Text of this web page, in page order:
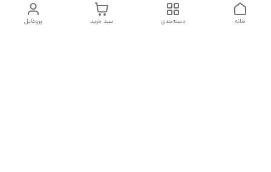
پروفایل سبد خرید دسته‌بندی خانه